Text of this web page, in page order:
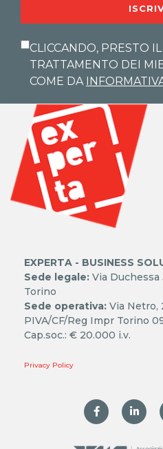
CLICCANDO, PRESTO
TRATTAMENTO DEI
COME DA
EXPERTA - BUSINESS
Sede legale: Via Duchessa
Torino
Sede operativa: Via Netro,
PIVA/CF/Reg Impr Torino
Cap.soc.: € 20.000 i.v.
Privacy Policy